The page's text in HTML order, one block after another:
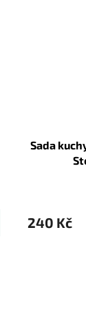
Sada
240 Kč